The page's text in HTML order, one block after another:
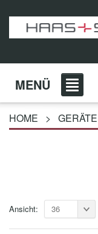
MENÜ
HOME > GERÄTE
Ansicht: 36